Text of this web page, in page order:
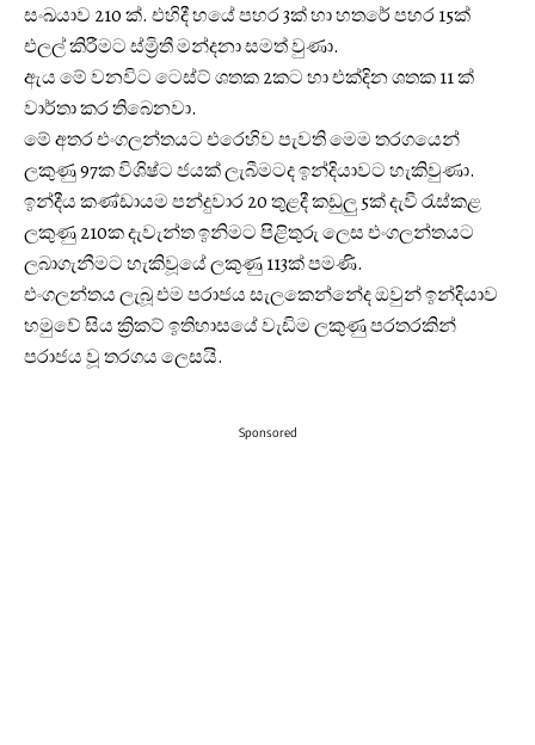
සංඛයාව 210 ක්. එහිදී හයේ පහර 3ක් හා හතරේ පහර 15ක්
එලල් කිරීමට ස්ම්‍රිතී මන්දනා සමත් වුණා.
ඇය මේ වනවිට ටෙස්ට් ශතක 2කට හා එක්දින ශතක 11 ක්
වාර්තා කර තිබෙනවා.
මේ අතර එංගලන්තයට එරෙහිව පැවති මෙම තරගයෙන්
ලකුණු 97ක විශිෂ්ට ජයක් ලැබීමටද ඉන්දියාවට හැකිවුණා.
ඉන්දීය කණ්ඩායම පන්දුවාර 20 තුළදී කඩුලු 5ක් දැවී රැස්කළ
ලකුණු 210ක දැවැන්ත ඉනිමට පිළිතුරු ලෙස එංගලන්තයට
ලබාගැනීමට හැකිවූයේ ලකුණු 113ක් පමණි.
එංගලන්තය ලැබූ එම පරාජය සැලකෙන්නේද ඔවුන් ඉන්දියාව
හමුවේ සිය ක්‍රිකට් ඉතිහාසයේ වැඩිම ලකුණු පරතරකින්
පරාජය වූ තරගය ලෙසයි.
Sponsored